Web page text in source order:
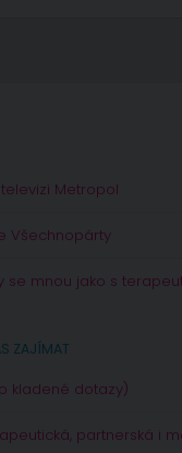
Metropol
Všechnopárty
se mnou jako s
ZAJÍMAT
kladené dotazy)
partnerská i